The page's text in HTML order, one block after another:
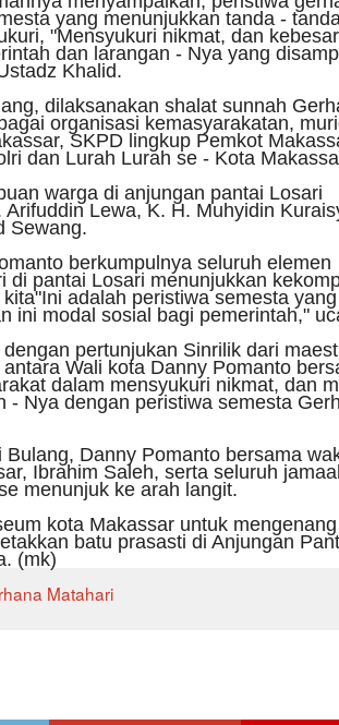
yang menunjukkan tanda - tanda
"Mensyukuri nikmat, dan
dan larangan - Nya yang
Khalid.
dilaksanakan shalat sunnah
organisasi kemasyarakatan,
SKPD lingkup Pemkot
dan Lurah Lurah se - Kota
warga di anjungan pantai Losari
Lewa, K. H. Muhyidin
Sewang.
berkumpulnya seluruh elemen
di pantai Losari menunjukkan
adalah peristiwa semesta yang
ini modal sosial bagi pemerintah,"
pertunjukan Sinrilik dari
Wali kota Danny Pomanto
dalam mensyukuri nikmat, dan
- Nya dengan peristiwa semesta
Danny Pomanto bersama
Ibrahim Saleh, serta seluruh
menunjuk ke arah langit.
kota Makassar untuk
batu prasasti di Anjungan
(mk)
Matahari